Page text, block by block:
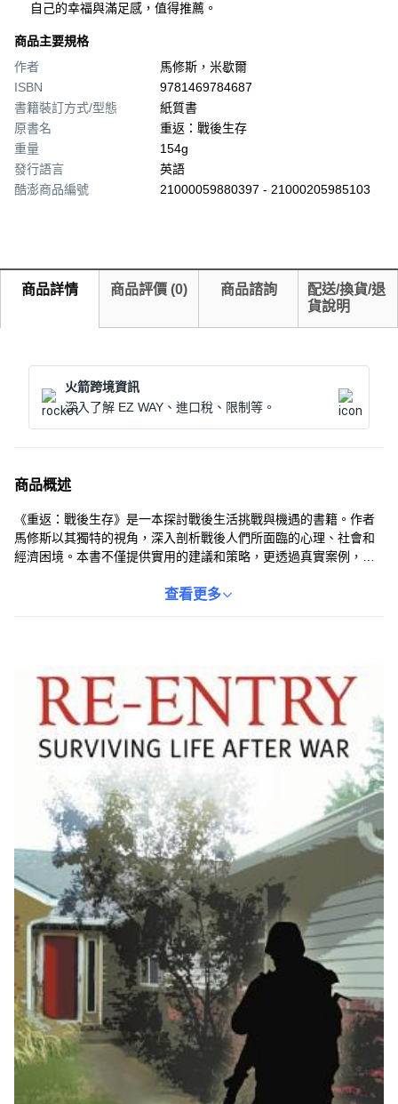
自己的幸福與滿足感，值得推薦。
商品主要規格
作者
馬修斯，米歇爾
ISBN
9781469784687
書籍裝訂方式/型態
紙質書
原書名
重返：戰後生存
重量
154g
發行語言
英語
酷澎商品編號
21000059880397 - 21000205985103
商品詳情 商品評價 (0) 商品諮詢
配送/換貨/退
貨說明
火箭跨境資訊
深入了解 EZ WAY、進口稅、限制等。
商品概述
《重返：戰後生存》是一本探討戰後生活挑戰與機遇的書籍。作者
馬修斯以其獨特的視角，深入剖析戰後人們所面臨的心理、社會和
經濟困境。本書不僅提供實用的建議和策略，更透過真實案例，激
軍人、受戰爭影響的平民，還是對此議題感興趣的讀者，都能從中
查看更多